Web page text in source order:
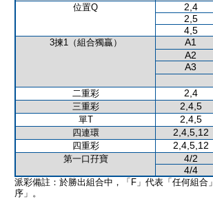
位置Q 2,4
2,5
4,5
3揀1（組合獨贏） A1
A2
A3
二重彩
2,4
三重彩 2,4,5
單T 2,4,5
四連環 2,4,5,12
四重彩 2,4,5,12
第一口孖寶 4/2
4/4
派彩備註：於勝出組合中，「F」代表「任何組合
序」。